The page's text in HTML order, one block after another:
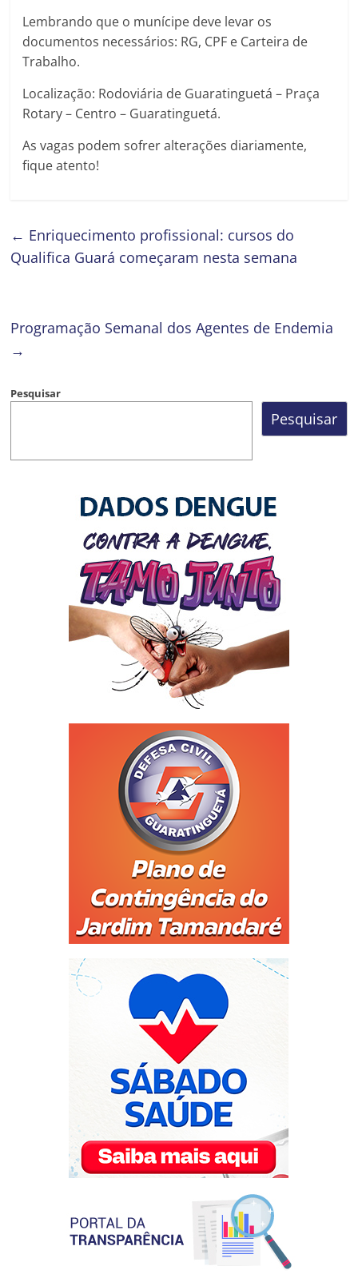
Lembrando que o munícipe deve levar os
documentos necessários: RG, CPF e Carteira de
Trabalho.
Localização: Rodoviária de Guaratinguetá – Praça
Rotary – Centro – Guaratinguetá.
As vagas podem sofrer alterações diariamente,
fique atento!
← Enriquecimento profissional: cursos do
Qualifica Guará começaram nesta semana
Programação Semanal dos Agentes de Endemia
→
Pesquisar
Pesquisar